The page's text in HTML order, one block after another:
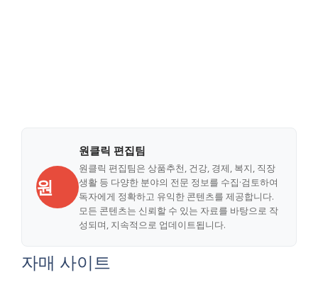
원
원클릭 편집팀
원클릭 편집팀은 상품추천, 건강, 경제, 복지, 직장
생활 등 다양한 분야의 전문 정보를 수집·검토하여
독자에게 정확하고 유익한 콘텐츠를 제공합니다.
모든 콘텐츠는 신뢰할 수 있는 자료를 바탕으로 작
성되며, 지속적으로 업데이트됩니다.
자매 사이트